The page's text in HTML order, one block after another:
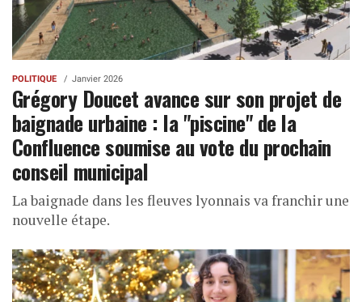
POLITIQUE Janvier 2026
Grégory Doucet avance sur son projet de
baignade urbaine : la "piscine" de la
Confluence soumise au vote du prochain
conseil municipal
La baignade dans les fleuves lyonnais va franchir une
nouvelle étape.